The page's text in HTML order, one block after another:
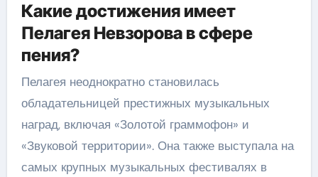
Какие достижения имеет
Пелагея Невзорова в сфере
пения?
Пелагея неоднократно становилась
обладательницей престижных музыкальных
наград, включая «Золотой граммофон» и
«Звуковой территории». Она также выступала на
самых крупных музыкальных фестивалях в